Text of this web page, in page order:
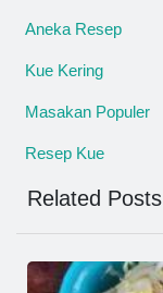
Aneka Resep
Kue Kering
Masakan Populer
Resep Kue
Related Posts